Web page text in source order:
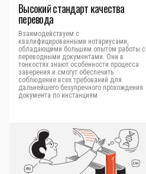
Высокий стандарт качества
перевода
Взаимодействуем с
квалифицированными нотариусами,
обладающими большим опытом работы с
переводными документами. Они в
тонкостях знают особенности процесса
заверения и смогут обеспечить
соблюдение всех требований для
дальнейшего безупречного прохождения
документа по инстанциям.